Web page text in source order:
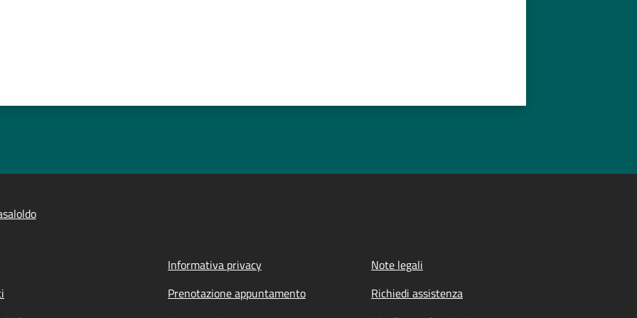
Informativa privacy
Note legali
Prenotazione appuntamento
Richiedi assistenza